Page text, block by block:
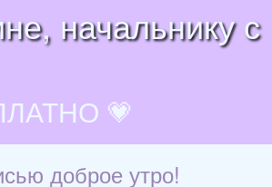
начальнику с
💗
доброе утро!